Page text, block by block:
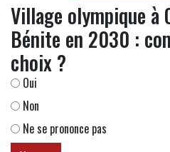
Village olympique à
Bénite en 2030 :
choix ?
Oui
Non
Ne se prononce pas